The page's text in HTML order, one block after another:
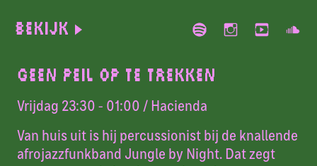
Bekijk
GEEN PEIL OP TE TREKKEN
Vrijdag 23:30 - 01:00 / Hacienda
Van huis uit is hij percussionist bij de knallende
afrojazzfunkband Jungle by Night. Dat zegt